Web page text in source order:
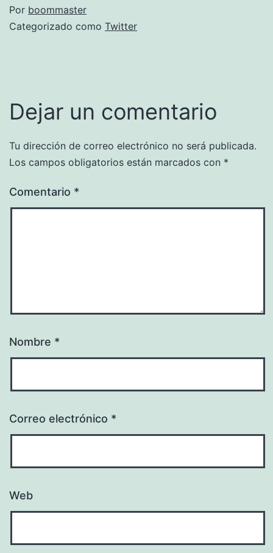
Por boommaster
Categorizado como Twitter
Dejar un comentario
Tu dirección de correo electrónico no será publicada.
Los campos obligatorios están marcados con *
Comentario *
Nombre *
Correo electrónico *
Web